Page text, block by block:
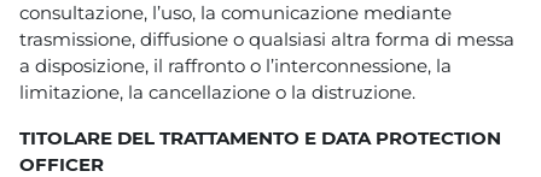
consultazione, l’uso, la comunicazione mediante
trasmissione, diffusione o qualsiasi altra forma di messa
a disposizione, il raffronto o l’interconnessione, la
limitazione, la cancellazione o la distruzione.
TITOLARE DEL TRATTAMENTO E DATA PROTECTION
OFFICER